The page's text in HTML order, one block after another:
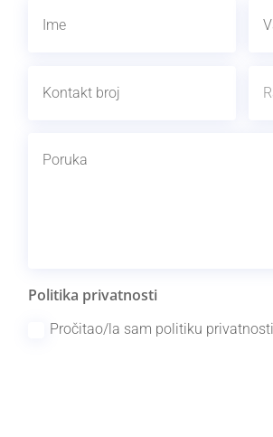
Politika privatnosti
Pročitao/la sam politiku